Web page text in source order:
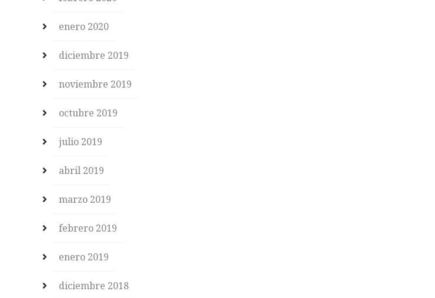
enero 2020
diciembre 2019
noviembre 2019
octubre 2019
julio 2019
abril 2019
marzo 2019
febrero 2019
enero 2019
diciembre 2018